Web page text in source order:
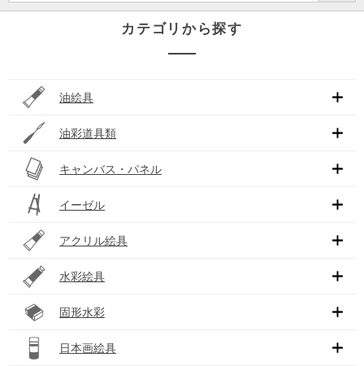
カテゴリから探す
油絵具
油彩道具類
キャンバス・パネル
イーゼル
アクリル絵具
水彩絵具
固形水彩
日本画絵具